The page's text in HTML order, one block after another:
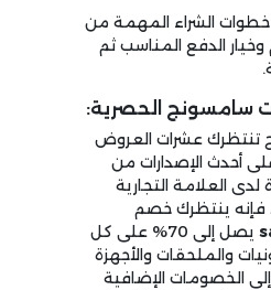
خطوات الشراء المهمة من
الدفع المناسب ثم
الحصرية:
عشرات العروض
أحدث الإصدارات من
لدى العلامة التجارية
فإنه ينتظرك خصم
يصل إلى 70% على كل
والملحقات والأجهزة
إلى الخصومات الإضافية